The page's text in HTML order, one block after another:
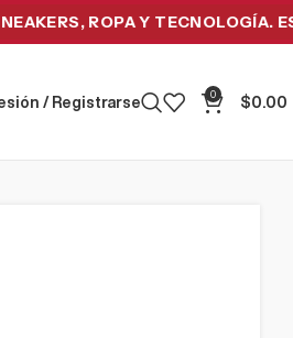
ROPA Y TECNOLOGÍA.
/ Registrarse
0
$0.00